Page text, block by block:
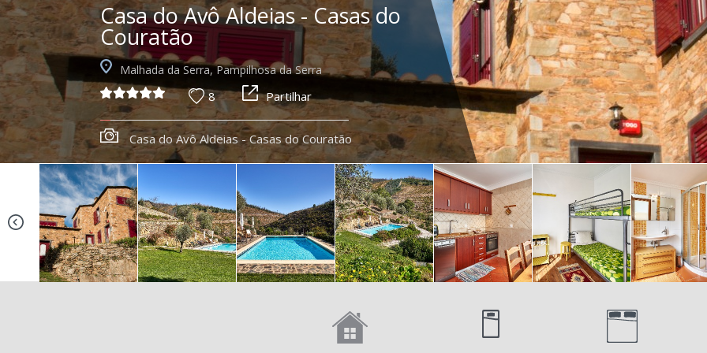
Casa do Avô Aldeias - Casas do
Couratão
Malhada da Serra, Pampilhosa da Serra
8 Partilhar
Casa do Avô Aldeias - Casas do Couratão